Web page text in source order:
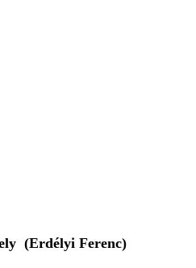
(Erdélyi Ferenc)